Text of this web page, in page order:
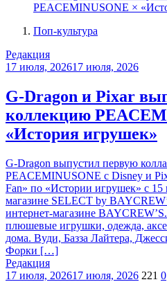
Поп-культура
Редакция
17 июля, 202617 июля, 2026
G-Dragon и Pixar
коллекцию
«История игрушек»
G-Dragon выпустил первую
PEACEMINUSONE с Disney и
Fan» по «Истории игрушек» с 15
магазине SELECT by
интернет-магазине
плюшевые игрушки, одежда,
дома. Вуди, Базза Лайтера,
Форки […]
Редакция
17 июля, 202617 июля, 2026 221 0